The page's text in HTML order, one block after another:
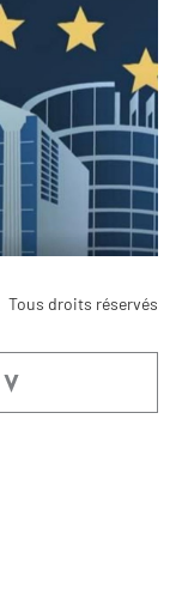
Tous droits réservés